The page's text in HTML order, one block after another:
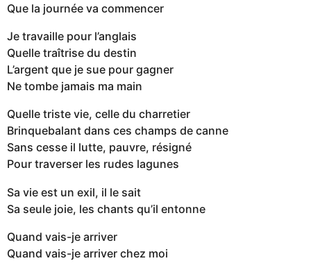
Que la journée va commencer
Je travaille pour l’anglais
Quelle traîtrise du destin
L’argent que je sue pour gagner
Ne tombe jamais ma main
Quelle triste vie, celle du charretier
Brinquebalant dans ces champs de canne
Sans cesse il lutte, pauvre, résigné
Pour traverser les rudes lagunes
Sa vie est un exil, il le sait
Sa seule joie, les chants qu’il entonne
Quand vais-je arriver
Quand vais-je arriver chez moi